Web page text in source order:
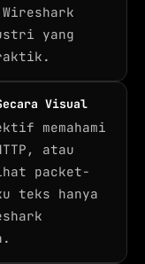
yang
Visual
memahami
atau
packet-
teks hanya